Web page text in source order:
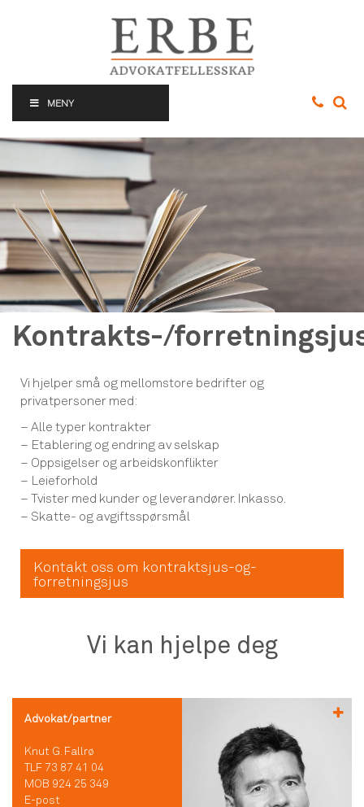
MENY
Kontrakts-/
Vi hjelper små og mellomstore bedrifter og
privatpersoner med:
– Alle typer kontrakter
– Etablering og endring av selskap
– Oppsigelser og arbeidskonflikter
– Leieforhold
– Tvister med kunder og leverandører. Inkasso.
– Skatte- og avgiftsspørsmål
Kontakt oss om kontraktsjus-og-
forretningsjus
Vi kan hjelpe deg
Advokat/partner
Knut G. Fallrø
TLF 73 87 41 04
MOB 924 25 349
E-post